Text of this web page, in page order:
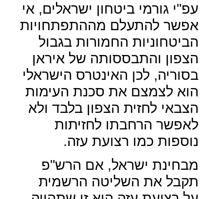
עפ"י גורמי ביטחון ישראלים, אי
אפשר להתעלם מההתפתחויות
הביטחוניות החמורות בגבול
הצפון והתבססותה של איראן
בסוריה, לכן האינטרס הישראלי
הוא לצמצם את סכנת העימות
הצבאי לחזית הצפון בלבד ולא
לאפשר הרחבתו לחזיתות
נוספות כמו רצועת עזה.
מבחינת ישראל, אם הרש"פ
תקבל את השליטה הרשמית